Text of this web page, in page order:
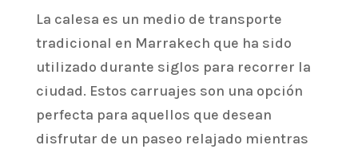
La calesa es un medio de transporte
tradicional en Marrakech que ha sido
utilizado durante siglos para recorrer la
ciudad. Estos carruajes son una opción
perfecta para aquellos que desean
disfrutar de un paseo relajado mientras